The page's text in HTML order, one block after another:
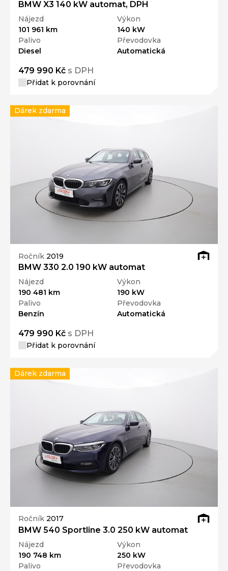
BMW X3 140 kW automat, DPH
Nájezd
101 961 km
Výkon
140 kW
Palivo
Diesel
Převodovka
Automatická
479 990 Kč s DPH
Přidat k porovnání
Ročník 2019
BMW 330 2.0 190 kW automat
Nájezd
190 481 km
Výkon
190 kW
Palivo
Benzín
Převodovka
Automatická
479 990 Kč s DPH
Přidat k porovnání
Dárek zdarma
Ročník 2017
BMW 540 Sportline 3.0 250 kW automat
Nájezd
190 748 km
Výkon
250 kW
Palivo
Převodovka
Dárek zdarma